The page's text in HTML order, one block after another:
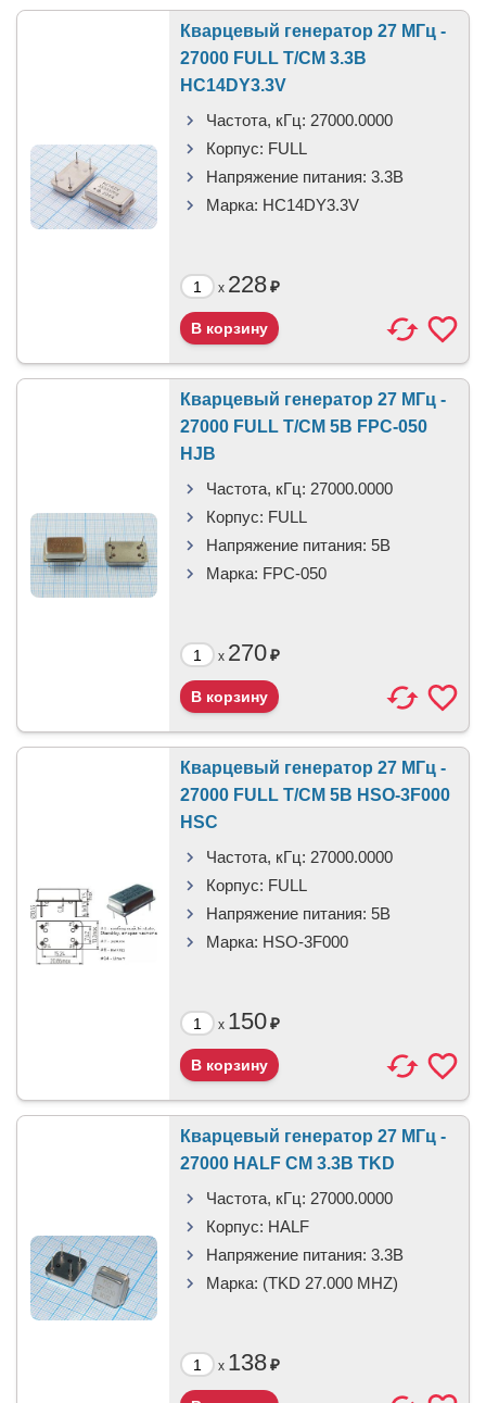
Кварцевый генератор 27 МГц -
27000 FULL T/CM 3.3В
HC14DY3.3V
Частота, кГц: 27000.0000
Корпус: FULL
Напряжение питания: 3.3В
Марка: HC14DY3.3V
x 228₽
Кварцевый генератор 27 МГц -
27000 FULL T/CM 5В FPC-050
HJB
Частота, кГц: 27000.0000
Корпус: FULL
Напряжение питания: 5В
Марка: FPC-050
x 270₽
Кварцевый генератор 27 МГц -
27000 FULL T/CM 5В HSO-3F000
HSC
Частота, кГц: 27000.0000
Корпус: FULL
Напряжение питания: 5В
Марка: HSO-3F000
x 150₽
Кварцевый генератор 27 МГц -
27000 HALF CM 3.3В TKD
Частота, кГц: 27000.0000
Корпус: HALF
Напряжение питания: 3.3В
Марка: (TKD 27.000 MHZ)
x 138₽